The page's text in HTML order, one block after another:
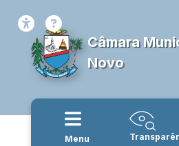
Câmara
Novo
Menu